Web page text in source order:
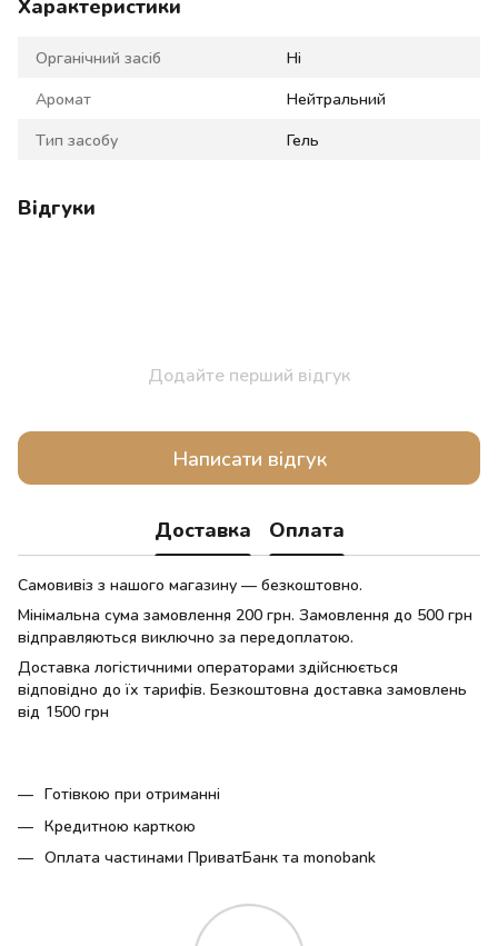
Характеристики
Органічний засіб Ні
Аромат Нейтральний
Тип засобу Гель
Відгуки
Додайте перший відгук
Написати відгук
Доставка Оплата
Самовивіз з нашого магазину — безкоштовно.
Мінімальна сума замовлення 200 грн. Замовлення до 500 грн
відправляються виключно за передоплатою.
Доставка логістичними операторами здійснюється
відповідно до їх тарифів. Безкоштовна доставка замовлень
від 1500 грн
Готівкою при отриманні
Кредитною карткою
Оплата частинами ПриватБанк та monobank